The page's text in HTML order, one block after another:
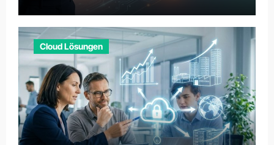
Cloud Lösungen